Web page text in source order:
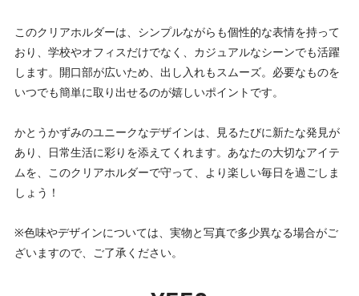
このクリアホルダーは、シンプルながらも個性的な表情を持って
おり、学校やオフィスだけでなく、カジュアルなシーンでも活躍
します。開口部が広いため、出し入れもスムーズ。必要なものを
いつでも簡単に取り出せるのが嬉しいポイントです。
かとうかずみのユニークなデザインは、見るたびに新たな発見が
あり、日常生活に彩りを添えてくれます。あなたの大切なアイテ
ムを、このクリアホルダーで守って、より楽しい毎日を過ごしま
しょう！
※色味やデザインについては、実物と写真で多少異なる場合がご
ざいますので、ご了承ください。